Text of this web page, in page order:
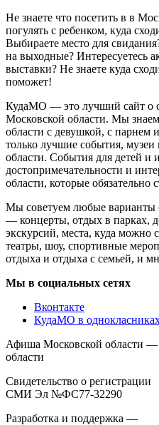
Не знаете что посетить в в
погулять с ребенком, куда
Выбираете место для
на выходные? Интересуетесь
выставки? Не знаете куда
поможет!
КудаМО — это лучший сайт о
Московской области. Мы
области с девушкой, с
только лучшие события,
области. События для детей и
достопримечательности и
области, которые обязательно
Мы советуем любые варианты
— концерты, отдых в парках,
экскурсий, места, куда можно
театры, шоу, спортивные
отдыха и отдыха с семьей, и
Мы в социальных сетях
Вконтакте
КудаМО в
Афиша Московской области —
области
Свидетельство о регистрации
СМИ Эл №ФС77-32290
Разработка и поддержка —